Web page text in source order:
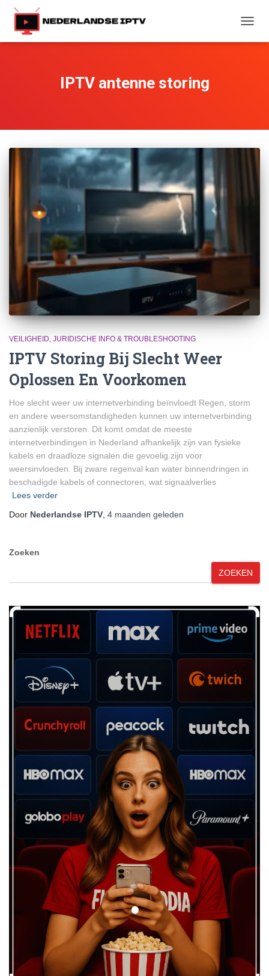
IPTV antenne storing
VEILIGHEID, JURIDISCHE INFO & TROUBLESHOOTING
IPTV Storing Bij Slecht Weer
Oplossen En Voorkomen
Hoe slecht weer uw internetverbinding beïnvloedt Regen, storm
en andere weersomstandigheden kunnen uw internetverbinding
aanzienlijk verstoren. Dit komt omdat de meeste
internetverbindingen in Nederland afhankelijk zijn van fysieke
kabels en draadloze signalen die gevoelig zijn voor
weersinvloeden. Bij zware regenval kan water binnendringen in
beschadigde kabels of connectoren, wat signaalverlies
Lees verder
Door Nederlandse IPTV 4 maanden geleden
Zoeken
ZOEKEN